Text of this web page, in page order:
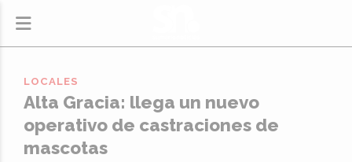
Alta Gracia: llega un nuevo
operativo de castraciones de
mascotas
LOCALES